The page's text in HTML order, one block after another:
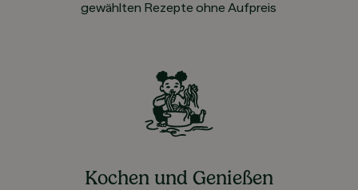
gewählten Rezepte ohne Aufpreis
Kochen und Genießen